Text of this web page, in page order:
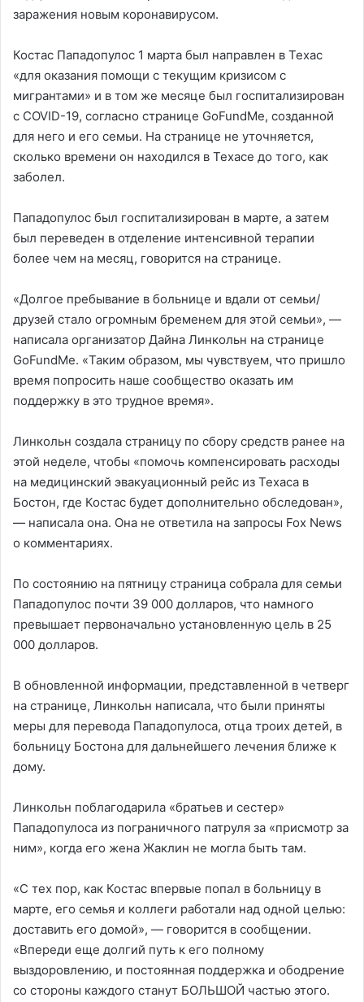
заражения новым коронавирусом.
Костас Пападопулос 1 марта был направлен в Техас
«для оказания помощи с текущим кризисом с
мигрантами» и в том же месяце был госпитализирован
с COVID-19, согласно странице GoFundMe, созданной
для него и его семьи. На странице не уточняется,
сколько времени он находился в Техасе до того, как
заболел.
Пападопулос был госпитализирован в марте, а затем
был переведен в отделение интенсивной терапии
более чем на месяц, говорится на странице.
«Долгое пребывание в больнице и вдали от семьи/
друзей стало огромным бременем для этой семьи», —
написала организатор Дайна Линкольн на странице
GoFundMe. «Таким образом, мы чувствуем, что пришло
время попросить наше сообщество оказать им
поддержку в это трудное время».
Линкольн создала страницу по сбору средств ранее на
этой неделе, чтобы «помочь компенсировать расходы
на медицинский эвакуационный рейс из Техаса в
Бостон, где Костас будет дополнительно обследован»,
— написала она. Она не ответила на запросы Fox News
о комментариях.
По состоянию на пятницу страница собрала для семьи
Пападопулос почти 39 000 долларов, что намного
превышает первоначально установленную цель в 25
000 долларов.
В обновленной информации, представленной в четверг
на странице, Линкольн написала, что были приняты
меры для перевода Пападопулоса, отца троих детей, в
больницу Бостона для дальнейшего лечения ближе к
дому.
Линкольн поблагодарила «братьев и сестер»
Пападопулоса из пограничного патруля за «присмотр за
ним», когда его жена Жаклин не могла быть там.
«С тех пор, как Костас впервые попал в больницу в
марте, его семья и коллеги работали над одной целью:
доставить его домой», — говорится в сообщении.
«Впереди еще долгий путь к его полному
выздоровлению, и постоянная поддержка и ободрение
со стороны каждого станут БОЛЬШОЙ частью этого.